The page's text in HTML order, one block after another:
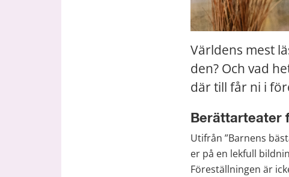
Världens mest
den? Och vad
där till får ni i
Berättarteater
Utifrån ”Barnens
er på en lekfull
Föreställningen är